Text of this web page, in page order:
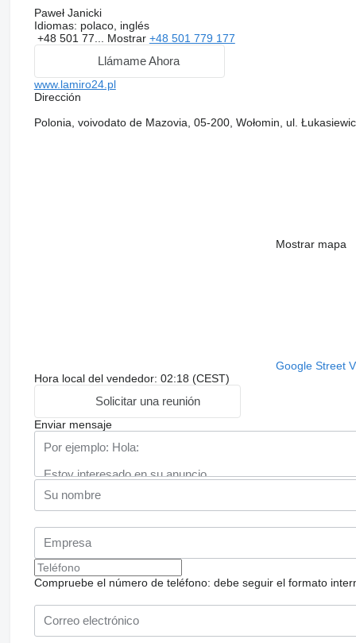
Paweł Janicki
Idiomas: polaco, inglés
+48 501 77... Mostrar +48 501 779 177
Llámame Ahora
www.lamiro24.pl
Dirección
Polonia, voivodato de Mazovia, 05-200, Wołomin, ul.
Mostrar mapa
Google Street
Hora local del vendedor: 02:18 (CEST)
Solicitar una reunión
Enviar mensaje
Compruebe el número de teléfono: debe seguir el formato